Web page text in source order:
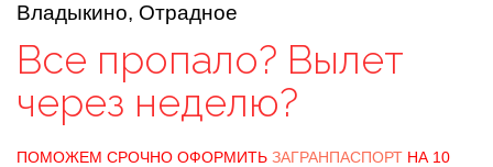
Владыкино, Отрадное
Все пропало? Вылет
через неделю?
ПОМОЖЕМ СРОЧНО ОФОРМИТЬ ЗАГРАНПАСПОРТ НА 10